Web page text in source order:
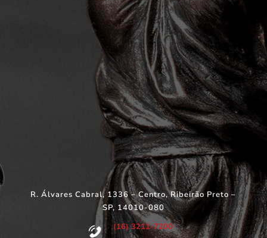
R. Álvares Cabral, 1336 – Centro, Ribeirão Preto –
SP, 14010-080
(16) 3211-7200